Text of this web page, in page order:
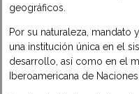
geográficos.
Por su naturaleza, mandato
una institución única en el
desarrollo, así como en el
Iberoamericana de Naciones.